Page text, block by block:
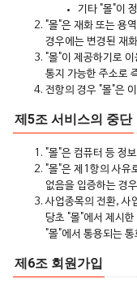
기타 "몰"이
"몰"은 재화 또는 용
경우에는 변경된 재
"몰"이 제공하기로
통지 가능한 주소로
전항의 경우 "몰"은
제5조 서비스의 중단
"몰"은 컴퓨터 등 정
"몰"은 제1항의 사유
없음을 입증하는 경
사업종목의 전환, 사
당초 "몰"에서 제시
"몰"에서 통용되는
제6조 회원가입